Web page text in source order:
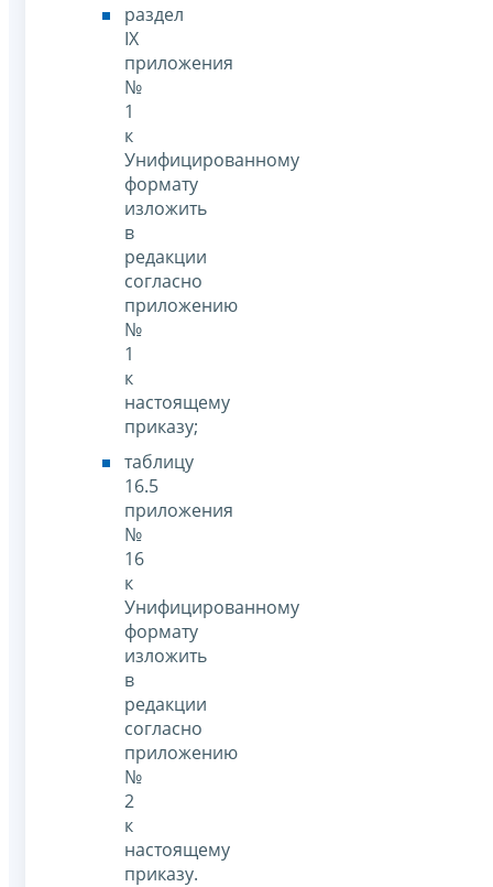
раздел
IX
приложения
№
1
к
Унифицированному
формату
изложить
в
редакции
согласно
приложению
№
1
к
настоящему
приказу;
таблицу
16.5
приложения
№
16
к
Унифицированному
формату
изложить
в
редакции
согласно
приложению
№
2
к
настоящему
приказу.